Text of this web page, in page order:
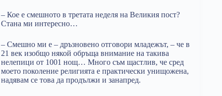
– Кое е смешното в третата неделя на Великия пост?
Стана ми интересно…
– Смешно ми е – дръзновено отговори младежът, – че в
21 век изобщо някой обръща внимание на такива
нелепици от 1001 нощ… Много съм щастлив, че сред
моето поколение религията е практически унищожена,
надявам се това да продължи и занапред.